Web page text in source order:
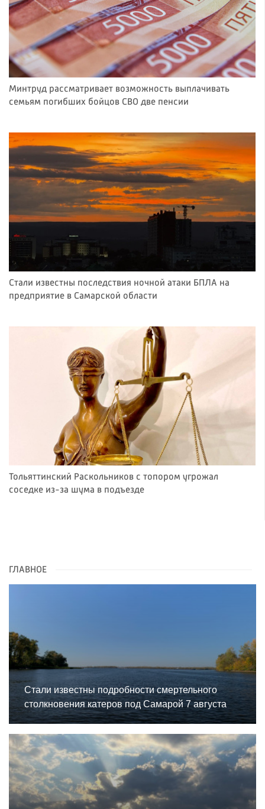
Минтруд рассматривает возможность выплачивать
семьям погибших бойцов СВО две пенсии
Стали известны последствия ночной атаки БПЛА на
предприятие в Самарской области
Тольяттинский Раскольников с топором угрожал
соседке из-за шума в подъезде
ГЛАВНОЕ
Стали известны подробности смертельного
столкновения катеров под Самарой 7 августа